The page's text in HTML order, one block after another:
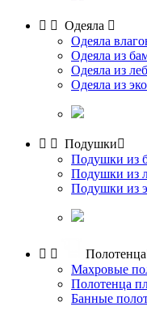
  Одеяла 
Одеяла
Одеяла из
Одеяла из
Одеяла из
  Подушки
Подушки из
Подушки из
Подушки из
  Полотенца
Махровые
Полотенца
Банные